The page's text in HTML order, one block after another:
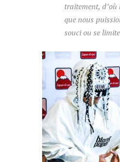
traitement, d’où
que nous
souci ou se